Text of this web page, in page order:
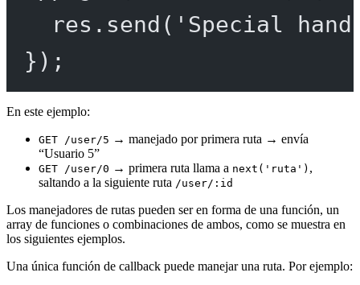
res. send ( 'Special
});
En este ejemplo:
GET /user/5 → manejado por primera ruta → envía
“Usuario 5”
GET /user/0 → primera ruta llama a next('ruta') ,
saltando a la siguiente ruta /user/:id
Los manejadores de rutas pueden ser en forma de una función, un
array de funciones o combinaciones de ambos, como se muestra en
los siguientes ejemplos.
Una única función de callback puede manejar una ruta. Por ejemplo: